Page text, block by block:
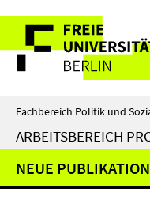
direkt
zu
Inhalt
Service-
Navigation
Fachbereich Politik und
ARBEITSBEREICH
NEUE